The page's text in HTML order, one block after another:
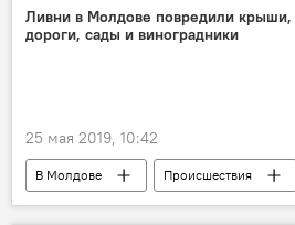
состояние
Ливни в Молдове повредили крыши,
дороги, сады и виноградники
25 мая 2019, 10:42
В Молдове
Происшествия
Новости
Погода
ущерб